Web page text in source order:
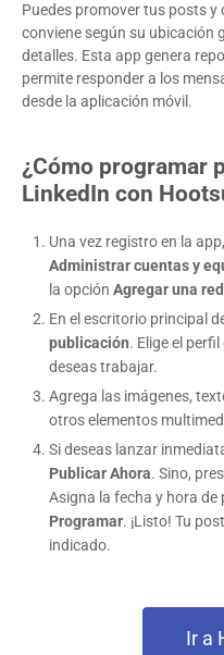
Puedes promover tus posts
conviene según su ubicación
detalles. Esta app genera
permite responder a los
desde la aplicación móvil.
¿Cómo programar
LinkedIn con
Una vez registro en la
Administrar cuentas y
la opción Agregar una
En el escritorio principal
publicación. Elige el
deseas trabajar.
Agrega las imágenes,
otros elementos
Si deseas lanzar
Publicar Ahora. Sino,
Asigna la fecha y hora de
Programar. ¡Listo! Tu
indicado.
Ir a